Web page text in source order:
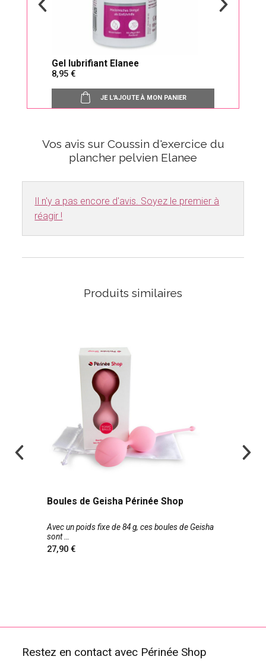
Gel lubrifiant Elanee
8,95
JE L'AJOUTE À MON PANIER
Vos avis sur Coussin d'exercice du
plancher pelvien Elanee
Il n'y a pas encore d'avis. Soyez le premier à
réagir !
Produits similaires
Boules de Geisha Périnée Shop
Avec un poids fixe de 84 g, ces boules de Geisha
sont
27,90
Restez en contact avec Périnée Shop